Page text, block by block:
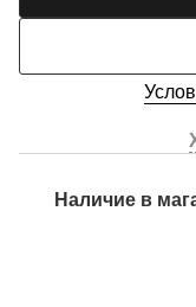
Наличие в